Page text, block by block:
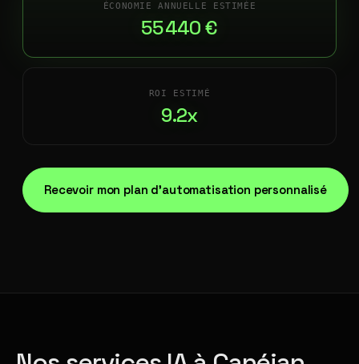
ÉCONOMIE ANNUELLE ESTIMÉE
55 440 €
ROI ESTIMÉ
9.2x
Recevoir mon plan d'automatisation personnalisé